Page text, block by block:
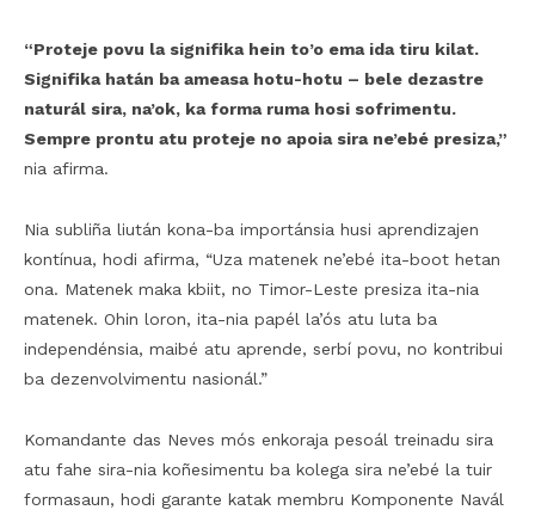
“Proteje povu la signifika hein to’o ema ida tiru kilat.
Signifika hatán ba ameasa hotu-hotu – bele dezastre
naturál sira, na’ok, ka forma ruma hosi sofrimentu.
Sempre prontu atu proteje no apoia sira ne’ebé presiza,”
nia afirma.
Nia subliña liután kona-ba importánsia husi aprendizajen
kontínua, hodi afirma, “Uza matenek ne’ebé ita-boot hetan
ona. Matenek maka kbiit, no Timor-Leste presiza ita-nia
matenek. Ohin loron, ita-nia papél la’ós atu luta ba
independénsia, maibé atu aprende, serbí povu, no kontribui
ba dezenvolvimentu nasionál.”
Komandante das Neves mós enkoraja pesoál treinadu sira
atu fahe sira-nia koñesimentu ba kolega sira ne’ebé la tuir
formasaun, hodi garante katak membru Komponente Navál